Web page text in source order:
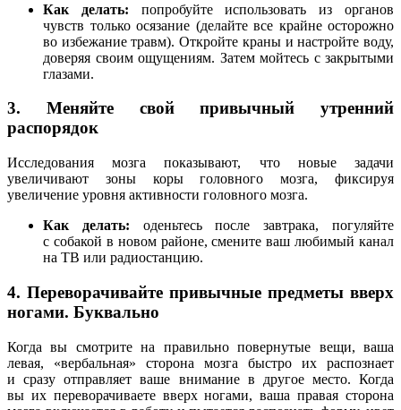
Как делать: попробуйте использовать из органов
чувств только осязание (делайте все крайне осторожно
во избежание травм). Откройте краны и настройте воду,
доверяя своим ощущениям. Затем мойтесь с закрытыми
глазами.
3. Меняйте свой привычный утренний
распорядок
Исследования мозга показывают, что новые задачи
увеличивают зоны коры головного мозга, фиксируя
увеличение уровня активности головного мозга.
Как делать: оденьтесь после завтрака, погуляйте
с собакой в новом районе, смените ваш любимый канал
на ТВ или радиостанцию.
4. Переворачивайте привычные предметы вверх
ногами. Буквально
Когда вы смотрите на правильно повернутые вещи, ваша
левая, «вербальная» сторона мозга быстро их распознает
и сразу отправляет ваше внимание в другое место. Когда
вы их переворачиваете вверх ногами, ваша правая сторона